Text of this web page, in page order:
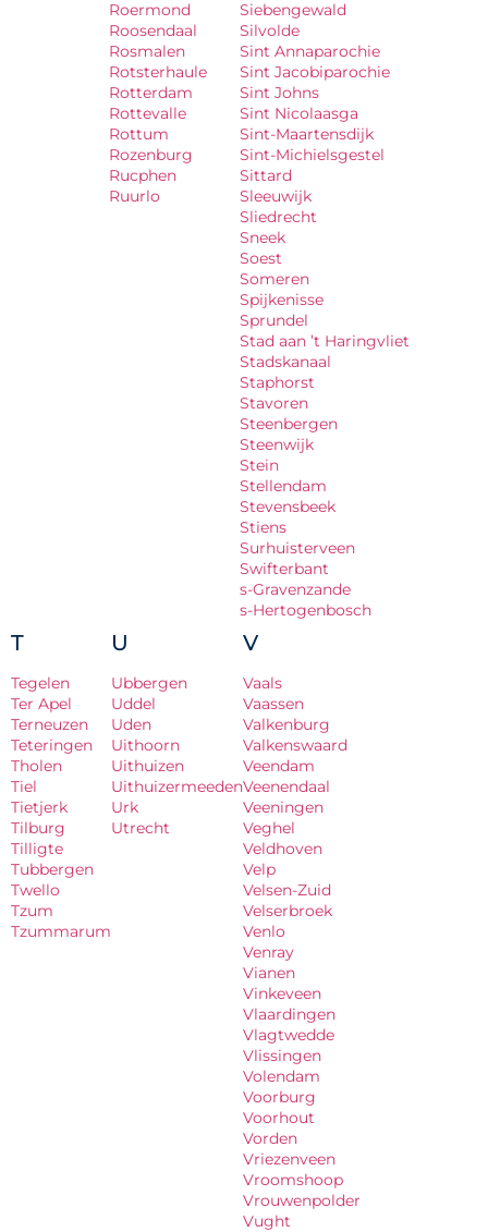
Roermond
Roosendaal
Rosmalen
Rotsterhaule
Rotterdam
Rottevalle
Rottum
Rozenburg
Rucphen
Ruurlo
Siebengewald
Silvolde
Sint Annaparochie
Sint Jacobiparochie
Sint Johns
Sint Nicolaasga
Sint-Maartensdijk
Sint-Michielsgestel
Sittard
Sleeuwijk
Sliedrecht
Sneek
Soest
Someren
Spijkenisse
Sprundel
Stad aan ’t Haringvliet
Stadskanaal
Staphorst
Stavoren
Steenbergen
Steenwijk
Stein
Stellendam
Stevensbeek
Stiens
Surhuisterveen
Swifterbant
s-Gravenzande
s-Hertogenbosch
T
Tegelen
Ter Apel
Terneuzen
Teteringen
Tholen
Tiel
Tietjerk
Tilburg
Tilligte
Tubbergen
Twello
Tzum
Tzummarum
U
Ubbergen
Uddel
Uden
Uithoorn
Uithuizen
Uithuizermeeden
Urk
Utrecht
V
Vaals
Vaassen
Valkenburg
Valkenswaard
Veendam
Veenendaal
Veeningen
Veghel
Veldhoven
Velp
Velsen-Zuid
Velserbroek
Venlo
Venray
Vianen
Vinkeveen
Vlaardingen
Vlagtwedde
Vlissingen
Volendam
Voorburg
Voorhout
Vorden
Vriezenveen
Vroomshoop
Vrouwenpolder
Vught